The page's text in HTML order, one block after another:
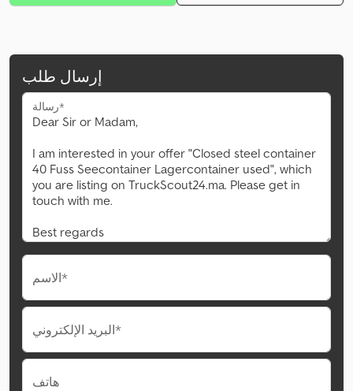
إرسال طلب
رسالة*
الاسم*
البريد الإلكتروني*
هاتف